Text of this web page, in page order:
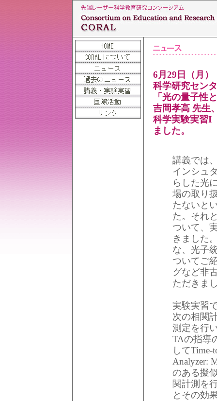
6月29日（月
科学研究セン
「光の量子性
吉岡孝高 先生
科学実験実習I
ました。
講義では
インシュ
らした光
場の取り
たないと
た。それ
ついて、
きました
な、光子
ついてご
グなど非
ただきま
実験実習
次の相関
測定を行
TAの指導
してTime-
Analyzer:
のある擬
関計測を
とその効